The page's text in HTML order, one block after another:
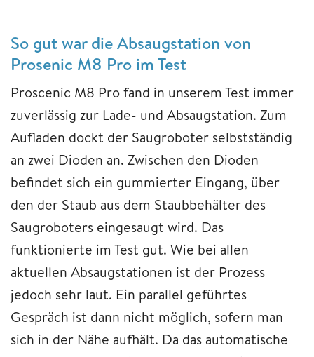
So gut war die Absaugstation von
Prosenic M8 Pro im Test
Proscenic M8 Pro fand in unserem Test immer
zuverlässig zur Lade- und Absaugstation. Zum
Aufladen dockt der Saugroboter selbstständig
an zwei Dioden an. Zwischen den Dioden
befindet sich ein gummierter Eingang, über
den der Staub aus dem Staubbehälter des
Saugroboters eingesaugt wird. Das
funktionierte im Test gut. Wie bei allen
aktuellen Absaugstationen ist der Prozess
jedoch sehr laut. Ein parallel geführtes
Gespräch ist dann nicht möglich, sofern man
sich in der Nähe aufhält. Da das automatische